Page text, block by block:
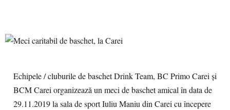
Echipele / cluburile de baschet Drink Team, BC Primo Carei și
BCM Carei organizează un meci de baschet amical în data de
29.11.2019 la sala de sport Iuliu Maniu din Carei cu începere